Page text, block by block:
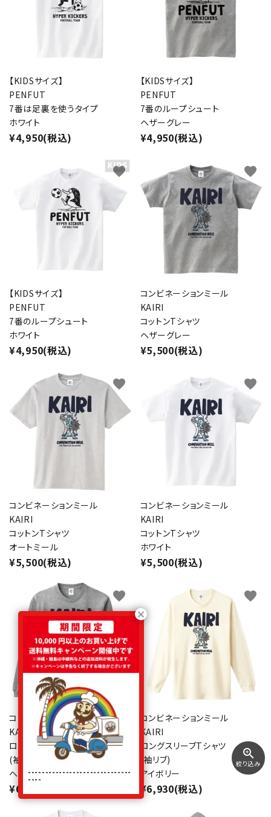
【KIDSサイズ】
PENFUT
7番は足裏を使うタイプ
ホワイト
¥4,950(税込)
【KIDSサイズ】
PENFUT
7番のループシュート
ヘザーグレー
¥4,950(税込)
【KIDSサイズ】
PENFUT
7番のループシュート
ホワイト
¥4,950(税込)
favorite
コンビネーションミール
KAIRI
コットンTシャツ
ヘザーグレー
¥5,500(税込)
favorite
コンビネーションミール
KAIRI
コットンTシャツ
オートミール
¥5,500(税込)
favorite
コンビネーションミール
KAIRI
コットンTシャツ
ホワイト
¥5,500(税込)
favorite
コンビネーションミール
KAIRI
ロングスリーブTシャツ
(袖リブ)
ヘザーグレー
¥6,930(税込)
favorite
コンビネーションミール
KAIRI
ロングスリーブTシャツ
(袖リブ)
アイボリー
¥6,930(税込)
favorite
zoom_in
絞り込み
------------------------------
----